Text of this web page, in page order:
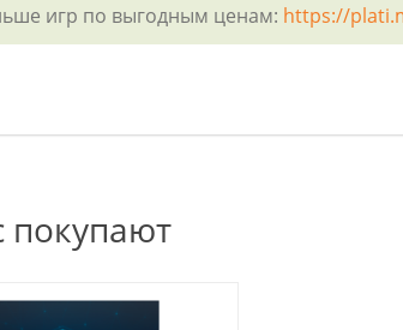
игр по выгодным ценам: https://
покупают